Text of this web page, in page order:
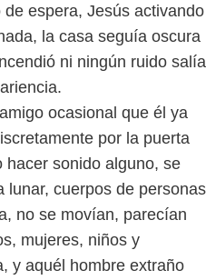
espera, Jesús activando
la casa seguía oscura
ni ningún ruido salía
ocasional que él ya
por la puerta
hacer sonido alguno, se
lunar, cuerpos de personas
no se movían, parecían
mujeres, niños y
y aquél hombre extraño